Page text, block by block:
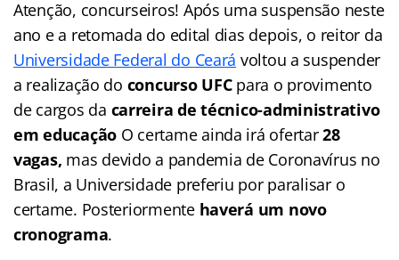
Atenção, concurseiros! Após uma suspensão neste
ano e a retomada do edital dias depois, o reitor da
Universidade Federal do Ceará voltou a suspender
a realização do concurso UFCpara o provimento
de cargos da carreira de técnico-administrativo
em educação O certame ainda irá ofertar28
vagas, mas devido a pandemia de Coronavírus no
Brasil, a Universidade preferiu por paralisar o
certame. Posteriormente haverá um novo
cronograma.